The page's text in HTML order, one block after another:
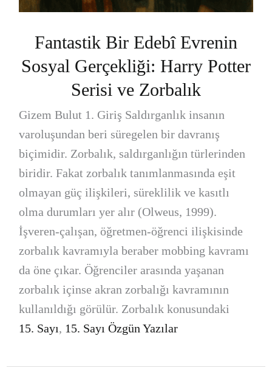
Fantastik Bir Edebî Evrenin
Sosyal Gerçekliği: Harry Potter
Serisi ve Zorbalık
Gizem Bulut 1. Giriş Saldırganlık insanın
varoluşundan beri süregelen bir davranış
biçimidir. Zorbalık, saldırganlığın türlerinden
biridir. Fakat zorbalık tanımlanmasında eşit
olmayan güç ilişkileri, süreklilik ve kasıtlı
olma durumları yer alır (Olweus, 1999).
İşveren-çalışan, öğretmen-öğrenci ilişkisinde
zorbalık kavramıyla beraber mobbing kavramı
da öne çıkar. Öğrenciler arasında yaşanan
zorbalık içinse akran zorbalığı kavramının
kullanıldığı görülür. Zorbalık konusundaki
15. Sayı, 15. Sayı Özgün Yazılar